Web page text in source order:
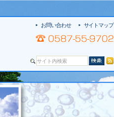
お問い合わせ サイトマップ